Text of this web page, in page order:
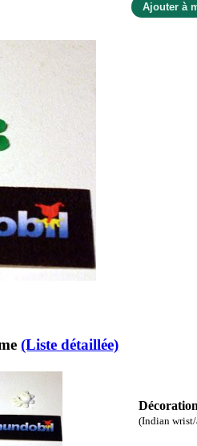
(Liste détaillée)
(Indian